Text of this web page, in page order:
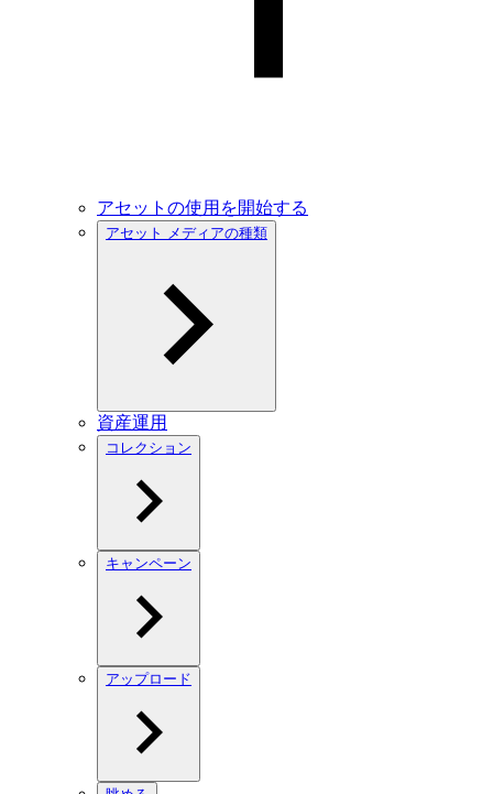
アセットの使用を開始する
アセット メディアの種類
資産運用
コレクション
キャンペーン
アップロード